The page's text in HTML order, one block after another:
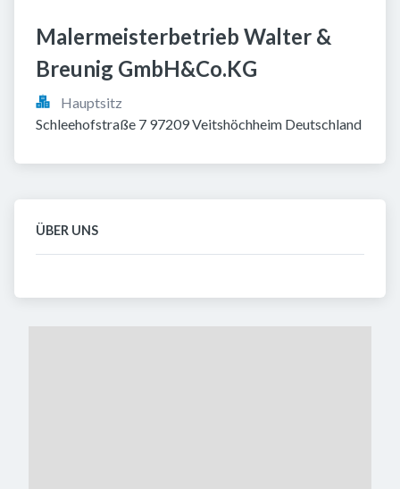
Malermeisterbetrieb Walter &
Breunig GmbH&Co.KG
Hauptsitz
Schleehofstraße 7 97209 Veitshöchheim Deutschland
ÜBER UNS